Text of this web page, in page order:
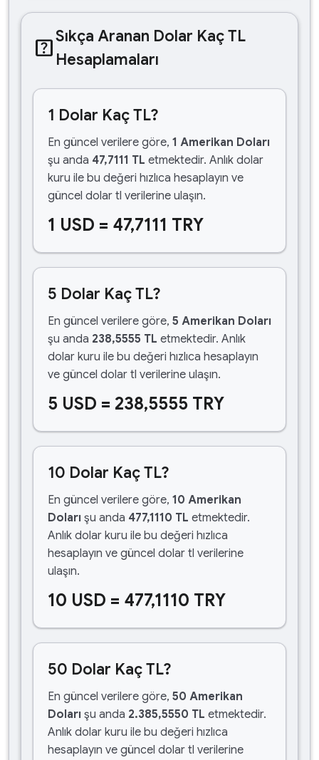
help_centerSıkça Aranan Dolar Kaç TL
Hesaplamaları
1 Dolar Kaç TL?
En güncel verilere göre, 1 Amerikan Doları
şu anda 47,7111 TL etmektedir. Anlık dolar
kuru ile bu değeri hızlıca hesaplayın ve
güncel dolar tl verilerine ulaşın.
1 USD = 47,7111 TRY
5 Dolar Kaç TL?
En güncel verilere göre, 5 Amerikan Doları
şu anda 238,5555 TL etmektedir. Anlık
dolar kuru ile bu değeri hızlıca hesaplayın
ve güncel dolar tl verilerine ulaşın.
5 USD = 238,5555 TRY
10 Dolar Kaç TL?
En güncel verilere göre, 10 Amerikan
Doları şu anda 477,1110 TL etmektedir.
Anlık dolar kuru ile bu değeri hızlıca
hesaplayın ve güncel dolar tl verilerine
ulaşın.
10 USD = 477,1110 TRY
50 Dolar Kaç TL?
En güncel verilere göre, 50 Amerikan
Doları şu anda 2.385,5550 TL etmektedir.
Anlık dolar kuru ile bu değeri hızlıca
hesaplayın ve güncel dolar tl verilerine